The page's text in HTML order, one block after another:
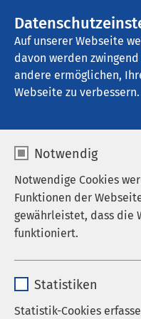
Auf unserer Webseite
davon werden
andere ermöglichen,
Webseite zu verbessern.
Notwendig
Notwendige Cookies
Funktionen der
gewährleistet, dass die
funktioniert.
Anbieter sgalinski
Statistiken
Statistik-Cookies
AMEOS Klinikum
Nutzen Sie dieses